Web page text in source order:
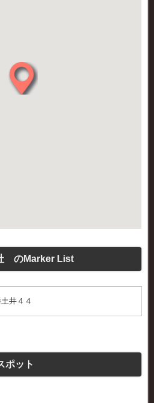
のMarker List
井４４
ポット